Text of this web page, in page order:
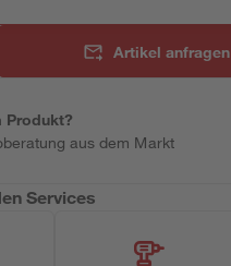
Artikel anfragen
Produkt?
aus dem Markt
Services